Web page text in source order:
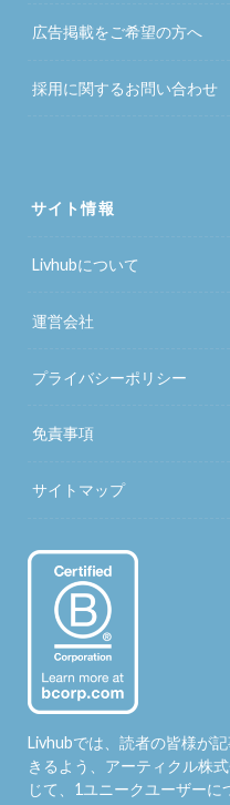
広告掲載をご希望の方へ
採用に関するお問い合わせ
サイト情報
Livhubについて
運営会社
プライバシーポリシー
免責事項
サイトマップ
Livhubでは、読者の皆様が
きるよう、アーティクル株
じて、1ユニークユーザー